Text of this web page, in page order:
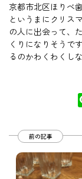
京都市北区ほりべ
というまにクリス
の人に出会って、
くりになりそうで
るのかわくわくし
前の記事